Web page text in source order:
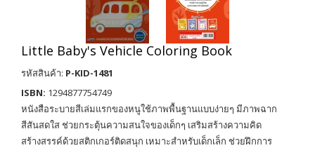
Little Baby's Vehicle Coloring Book
รหัสสินค้า: P-KID-1481
ISBN: 1294877754749
หนังสือระบายสีเล่มแรกของหนูใช้ภาพพื้นฐานแบบง่ายๆ มีภาพฉาก
สีสันสดใส ช่วยกระตุ้นความสนใจของเด็กๆ เสริมสร้างความคิด
สร้างสรรค์ด้วยสติกเกอร์ติดสนุก เหมาะสำหรับเด็กเล็ก ช่วยฝึกการ